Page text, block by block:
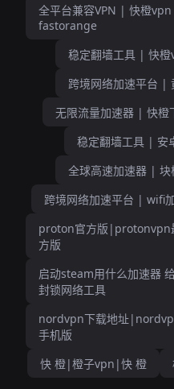
全平台兼容VPN | 快橙
fastorange
稳定翻墙工具 | 快
跨境网络加速平台
无限流量加速器 | 快
稳定翻墙工具 | 安
全球高速加速器 |
跨境网络加速平台 | wifi
proton官方版|protonvpn
方版
启动steam用什么加速器
封锁网络工具
nordvpn下载地址
手机版
快 橙|橙子vpn|快 橙